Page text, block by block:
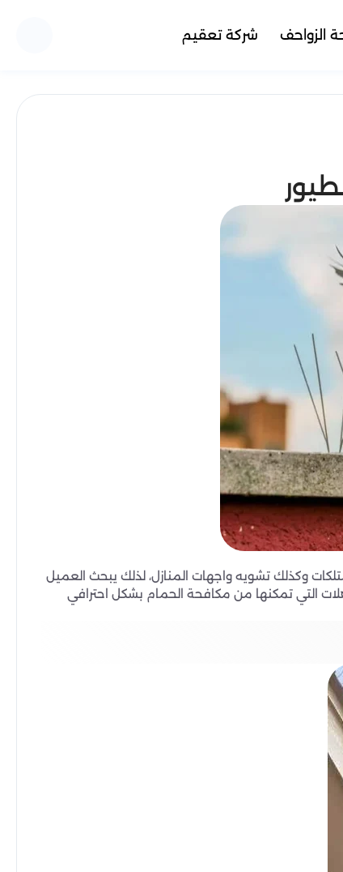
الزواحف شركة تعقيم
وكذلك تشويه واجهات المنازل، لذلك يبحث العميل
التي تمكنها من مكافحة الحمام بشكل احترافي